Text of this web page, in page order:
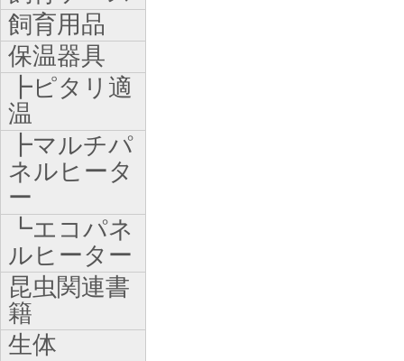
飼育用品
保温器具
┣ピタリ適
温
┣マルチパ
ネルヒータ
ー
┗エコパネ
ルヒーター
昆虫関連書
籍
生体